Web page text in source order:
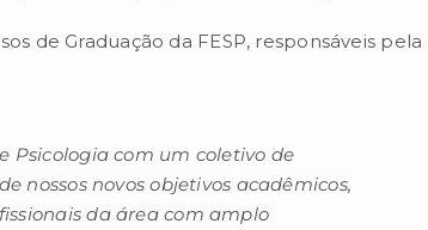
de Graduação da FESP, responsáveis pela
Psicologia com um coletivo de
nossos novos objetivos acadêmicos,
da área com amplo